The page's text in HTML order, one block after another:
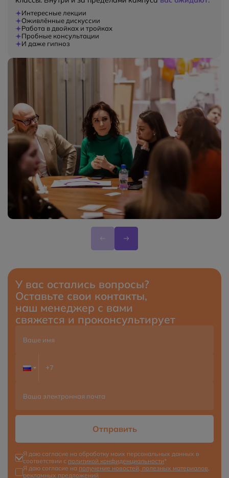
Интересные лекции
Оживлённые дискуссии
Работа в двойках и тройках
Пробные консультации
И даже гипноз
У вас остались вопросы?
Оставьте свои контакты,
наш менеджер с вами
свяжется и проконсультирует
Отправить
Я даю согласие на обработку моих персональных данных в
соответствии с политикой конфиденциальности*
Я даю согласие на получение новостей, полезных материалов,
рекламных предложений